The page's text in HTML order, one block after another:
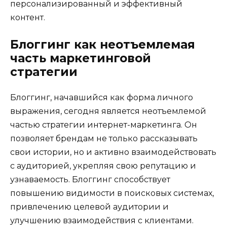
персонализированный и эффективный
контент.
Блоггинг как неотъемлемая
часть маркетинговой
стратегии
Блоггинг, начавшийся как форма личного
выражения, сегодня является неотъемлемой
частью стратегии интернет-маркетинга. Он
позволяет брендам не только рассказывать
свои истории, но и активно взаимодействовать
с аудиторией, укрепляя свою репутацию и
узнаваемость. Блоггинг способствует
повышению видимости в поисковых системах,
привлечению целевой аудитории и
улучшению взаимодействия с клиентами.